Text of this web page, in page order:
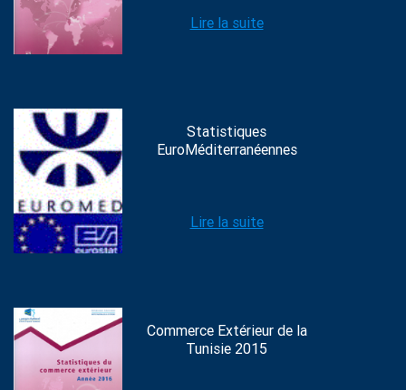
Lire la suite
Statistiques
EuroMéditerranéennes
Lire la suite
Commerce Extérieur de la
Tunisie 2015